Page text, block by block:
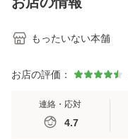
もったいない本舗
お店の評価：
連絡・応対
4.7